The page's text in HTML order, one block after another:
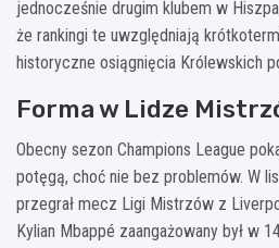
jednocześnie drugim klubem w
że rankingi te uwzględniają
historyczne osiągnięcia Królewskich
Forma w Lidze
Obecny sezon Champions League
potęgą, choć nie bez problemów. W
przegrał mecz Ligi Mistrzów z
Kylian Mbappé zaangażowany był w